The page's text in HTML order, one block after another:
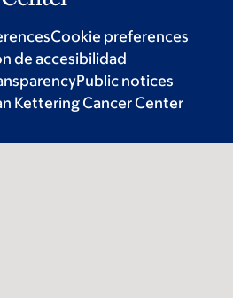
Cookie preferences
de accesibilidad
Public notices
Kettering Cancer Center